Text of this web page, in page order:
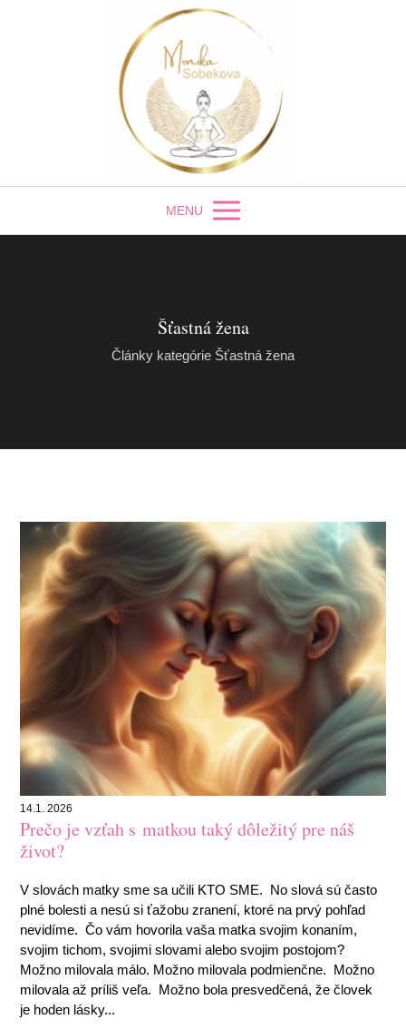
MENU
Šťastná žena
Články kategórie Šťastná žena
14.1. 2026
Prečo je vzťah s matkou taký dôležitý pre náš
život?
V slovách matky sme sa učili KTO SME. No slová sú často
plné bolesti a nesú si ťažobu zranení, ktoré na prvý pohľad
nevidíme. Čo vám hovorila vaša matka svojim konaním,
svojim tichom, svojimi slovami alebo svojim postojom?
Možno milovala málo. Možno milovala podmienčne. Možno
milovala až príliš veľa. Možno bola presvedčená, že človek
je hoden lásky...